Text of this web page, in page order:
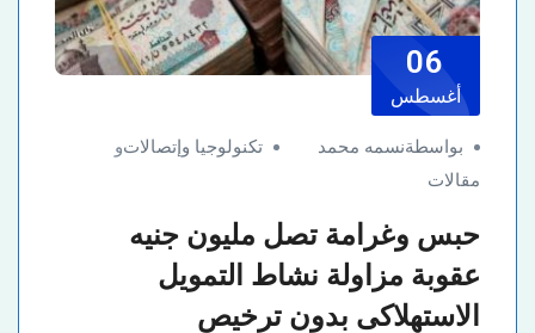
06
أغسطس
بواسطةنسمه محمد تكنولوجيا وإتصالاتو
مقالات
حبس وغرامة تصل مليون جنيه
عقوبة مزاولة نشاط التمويل
الاستهلاكى بدون ترخيص